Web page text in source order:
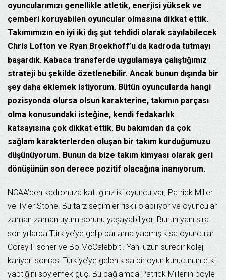
oyuncularımızı genellikle atletik, enerjisi yüksek ve
çemberi koruyabilen oyuncular olmasına dikkat ettik.
Takımımızın en iyi iki dış şut tehdidi olarak sayılabilecek
Chris Lofton ve Ryan Broekhoff’u da kadroda tutmayı
başardık. Kabaca transferde uygulamaya çalıştığımız
strateji bu şekilde özetlenebilir. Ancak bunun dışında bir
şey daha eklemek istiyorum. Bütün oyuncularda hangi
pozisyonda olursa olsun karakterine, takımın parçası
olma konusundaki isteğine, kendi fedakarlık
katsayısına çok dikkat ettik. Bu bakımdan da çok
sağlam karakterlerden oluşan bir takım kurduğumuzu
düşünüyorum. Bunun da bize takım kimyası olarak geri
dönüşünün son derece pozitif olacağına inanıyorum.
NCAA’den kadronuza kattığınız iki oyuncu var; Patrick Miller
ve Tyler Stone. Bu tarz seçimler riskli olabiliyor ve oyuncular
zaman zaman uyum sorunu yaşayabiliyor. Bunun yanı sıra
son yıllarda Türkiye’ye gelip parlama yapmış kısa oyuncular
Corey Fischer ve Bo McCalebb’ti. Yani uzun süredir kolej
kariyeri sonrası Türkiye’ye gelen kısa bir oyun kurucunun etki
yaptığını söylemek güç. Bu bağlamda Patrick Miller’ın böyle